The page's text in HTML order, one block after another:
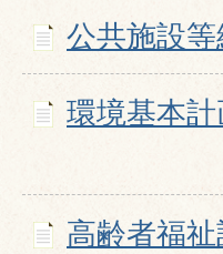
公共施設
環境基本計
高齢者福